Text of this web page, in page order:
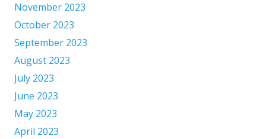
November 2023
October 2023
September 2023
August 2023
July 2023
June 2023
May 2023
April 2023